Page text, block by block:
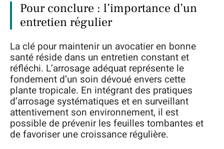
Pour conclure : l’importance d’un
entretien régulier
La clé pour maintenir un avocatier en bonne
santé réside dans un entretien constant et
réfléchi. L’arrosage adéquat représente le
fondement d’un soin dévoué envers cette
plante tropicale. En intégrant des pratiques
d’arrosage systématiques et en surveillant
attentivement son environnement, il est
possible de prévenir les feuilles tombantes et
de favoriser une croissance régulière.